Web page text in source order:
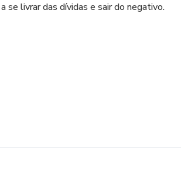
se livrar das dívidas e sair do negativo.